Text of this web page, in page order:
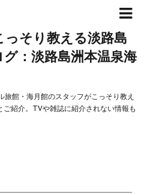
そり教える淡路島
：淡路島洲本温泉海
館・海月館のスタッフがこっそり教え
紹介。TVや雑誌に紹介されない情報も